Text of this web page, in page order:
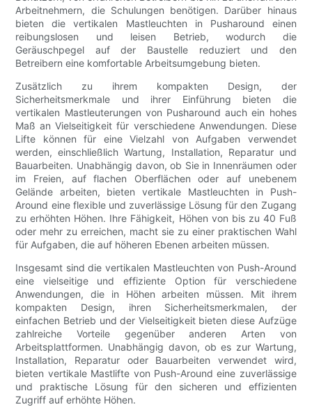
Arbeitnehmern, die Schulungen benötigen. Darüber hinaus
bieten die vertikalen Mastleuchten in Pusharound einen
reibungslosen und leisen Betrieb, wodurch die
Geräuschpegel auf der Baustelle reduziert und den
Betreibern eine komfortable Arbeitsumgebung bieten.
Zusätzlich zu ihrem kompakten Design, der
Sicherheitsmerkmale und ihrer Einführung bieten die
vertikalen Mastleuterungen von Pusharound auch ein hohes
Maß an Vielseitigkeit für verschiedene Anwendungen. Diese
Lifte können für eine Vielzahl von Aufgaben verwendet
werden, einschließlich Wartung, Installation, Reparatur und
Bauarbeiten. Unabhängig davon, ob Sie in Innenräumen oder
im Freien, auf flachen Oberflächen oder auf unebenem
Gelände arbeiten, bieten vertikale Mastleuchten in Push-
Around eine flexible und zuverlässige Lösung für den Zugang
zu erhöhten Höhen. Ihre Fähigkeit, Höhen von bis zu 40 Fuß
oder mehr zu erreichen, macht sie zu einer praktischen Wahl
für Aufgaben, die auf höheren Ebenen arbeiten müssen.
Insgesamt sind die vertikalen Mastleuchten von Push-Around
eine vielseitige und effiziente Option für verschiedene
Anwendungen, die in Höhen arbeiten müssen. Mit ihrem
kompakten Design, ihren Sicherheitsmerkmalen, der
einfachen Betrieb und der Vielseitigkeit bieten diese Aufzüge
zahlreiche Vorteile gegenüber anderen Arten von
Arbeitsplattformen. Unabhängig davon, ob es zur Wartung,
Installation, Reparatur oder Bauarbeiten verwendet wird,
bieten vertikale Mastlifte von Push-Around eine zuverlässige
und praktische Lösung für den sicheren und effizienten
Zugriff auf erhöhte Höhen.